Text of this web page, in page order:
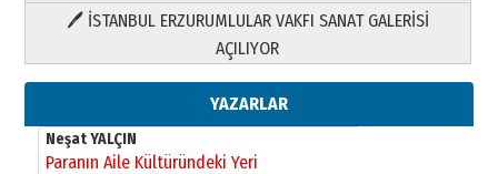
🖊 İSTANBUL ERZURUMLULAR VAKFI SANAT GALERİSİ
AÇILIYOR
YAZARLAR
Yusuf POLAT
Şampiyonluk Sebahattin Şirin’e
11 Mayıs 2026 Pazartesi
Neşat YALÇIN
Paranın Aile Kültüründeki Yeri